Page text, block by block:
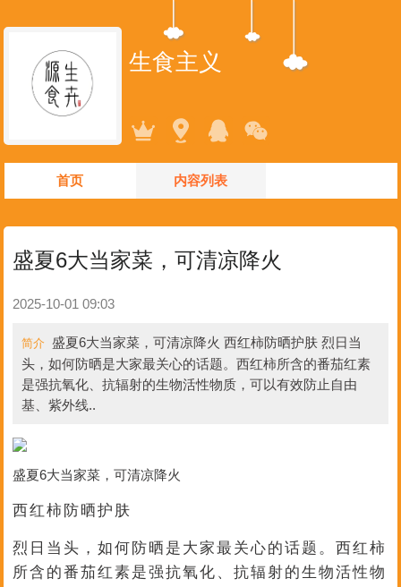
生食主义
首页 内容列表
盛夏6大当家菜，可清凉降火
2025-10-01 09:03
简介 盛夏6大当家菜，可清凉降火 西红柿防晒护肤 烈日当
头，如何防晒是大家最关心的话题。西红柿所含的番茄红素
是强抗氧化、抗辐射的生物活性物质，可以有效防止自由
基、紫外线..
盛夏6大当家菜，可清凉降火
西红柿防晒护肤
烈日当头，如何防晒是大家最关心的话题。西红柿
所含的番茄红素是强抗氧化、抗辐射的生物活性物